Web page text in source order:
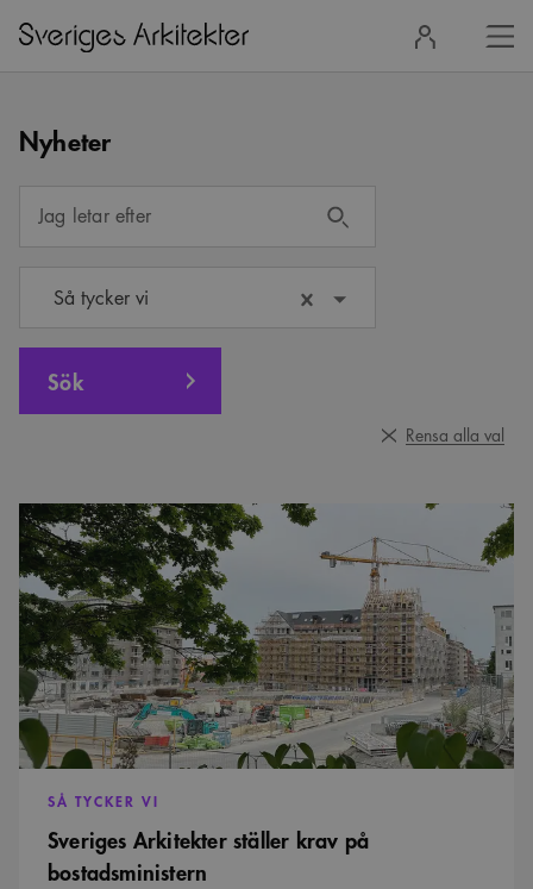
in
Nyheter
Jag letar efter
Så tycker vi
Sök
Rensa alla val
Sveriges
Arkitekter
ställer
krav
på
bostadsministern
SÅ TYCKER VI
Sveriges Arkitekter ställer krav på
bostadsministern